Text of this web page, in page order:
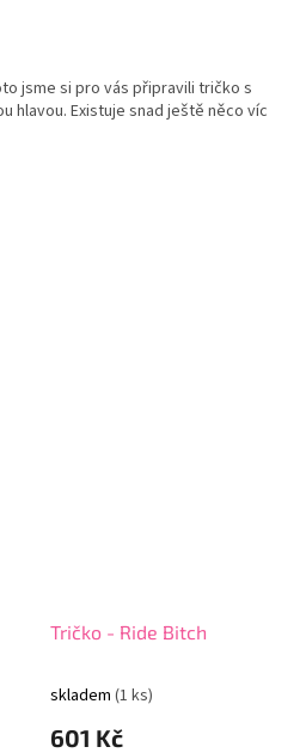
jsme si pro vás připravili tričko s
hlavou. Existuje snad ještě něco víc
Tričko - Ride Bitch
skladem (1 ks)
601 Kč